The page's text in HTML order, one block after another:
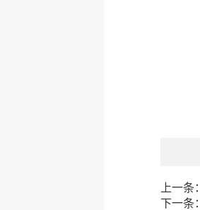
上一条：
下一条：